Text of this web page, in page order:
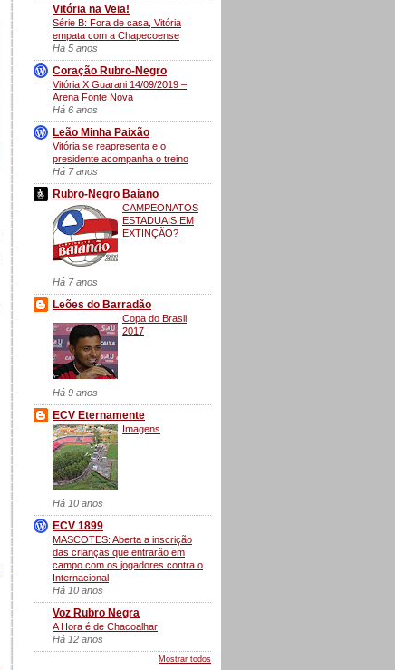
Vitória na Veia!
Série B: Fora de casa, Vitória
empata com a Chapecoense
Há 5 anos
Coração Rubro-Negro
Vitória X Guarani 14/09/2019 –
Arena Fonte Nova
Há 6 anos
Leão Minha Paixão
Vitória se reapresenta e o
presidente acompanha o treino
Há 7 anos
Rubro-Negro Baiano
CAMPEONATOS
ESTADUAIS EM
EXTINÇÃO?
Há 7 anos
Leões do Barradão
Copa do Brasil
2017
Há 9 anos
ECV Eternamente
Imagens
Há 10 anos
ECV 1899
MASCOTES: Aberta a inscrição
das crianças que entrarão em
campo com os jogadores contra o
Internacional
Há 10 anos
Voz Rubro Negra
A Hora é de Chacoalhar
Há 12 anos
Mostrar todos